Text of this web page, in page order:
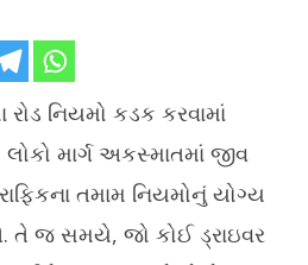
નિયમો કડક કરવામાં
માર્ગ અકસ્માતમાં જીવ
તમામ નિયમોનું યોગ્ય
તે જ સમયે, જો કોઈ ડ્રાઇવર